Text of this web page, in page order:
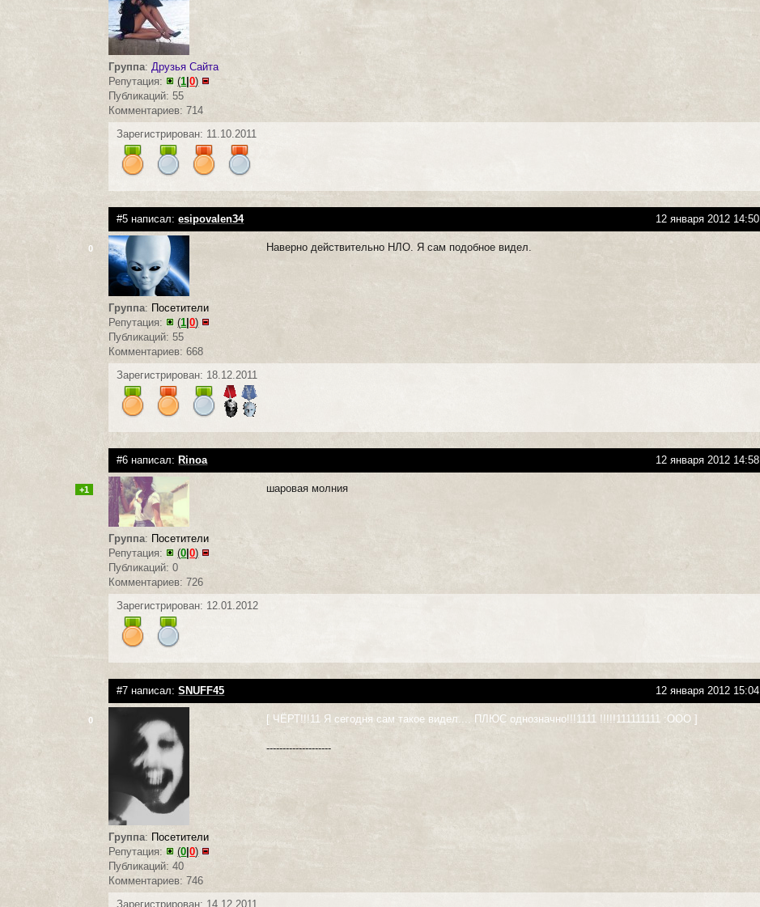
Группа:Друзья Сайта
Репутация:
(1 |0)
Публикаций: 55
Комментариев: 714
Зарегистрирован: 11.10.2011
#5 написал:esipovalen34 12 января 2012 14:50
0
Группа: Посетители
Репутация:
(1 |0)
Публикаций: 55
Комментариев: 668
Наверно действительно НЛО. Я сам подобное видел.
Зарегистрирован: 18.12.2011
#6 написал: Rinoa 12 января 2012 14:58
+1
Группа: Посетители
Репутация:
(0 |0)
Публикаций: 0
Комментариев: 726
шаровая молния
Зарегистрирован: 12.01.2012
#7 написал:SNUFF45 12 января 2012 15:04
0
Группа: Посетители
Репутация:
(0 |0)
Публикаций: 40
Комментариев: 746
[ ЧЁРТ!!!11 Я сегодня сам такое видел.... ПЛЮС однозначно!!!1111 !!!!!111111111 :ООО ]
--------------------
Зарегистрирован: 14.12.2011